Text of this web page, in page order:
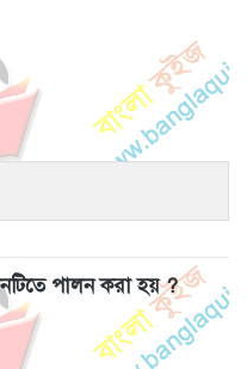
পালন করা হয় ?